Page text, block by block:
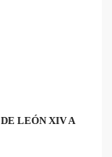
LEÓN XIV A